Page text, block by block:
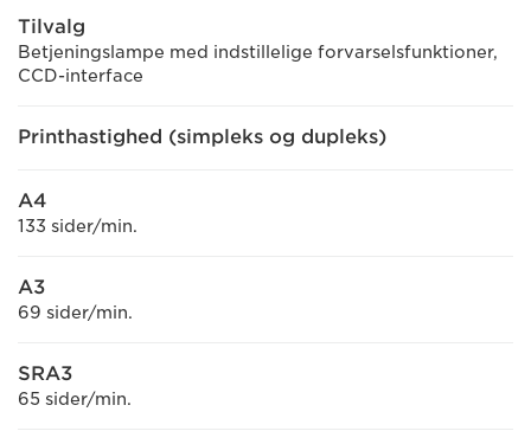
Tilvalg
Betjeningslampe med indstillelige forvarselsfunktioner,
CCD-interface
Printhastighed (simpleks og dupleks)
A4
133 sider/min.
A3
69 sider/min.
SRA3
65 sider/min.